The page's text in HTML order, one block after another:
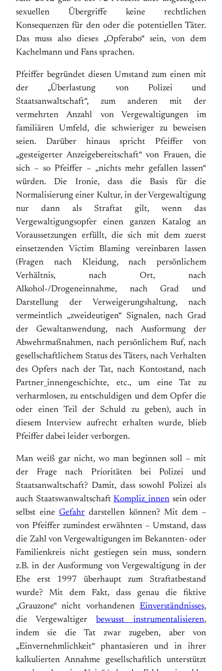
sexuellen Übergriffe keine rechtlichen
Konsequenzen für den oder die potentiellen Täter.
Das muss also dieses „Opferabo“ sein, von dem
Kachelmann und Fans sprachen.
Pfeiffer begründet diesen Umstand zum einen mit
der „Überlastung von Polizei und
Staatsanwaltschaft“, zum anderen mit der
vermehrten Anzahl von Vergewaltigungen im
familiären Umfeld, die schwieriger zu beweisen
seien. Darüber hinaus spricht Pfeiffer von
„gesteigerter Anzeigebereitschaft“ von Frauen, die
sich – so Pfeiffer – „nichts mehr gefallen lassen“
würden. Die Ironie, dass die Basis für die
Normalisierung einer Kultur, in der Vergewaltigung
nur dann als Straftat gilt, wenn das
Vergewaltigungsopfer einen ganzen Katalog an
Voraussetzungen erfüllt, die sich mit dem zuerst
einsetzenden Victim Blaming vereinbaren lassen
(Fragen nach Kleidung, nach persönlichem
Verhältnis, nach Ort, nach
Alkohol-/Drogeneinnahme, nach Grad und
Darstellung der Verweigerungshaltung, nach
vermeintlich „zweideutigen“ Signalen, nach Grad
der Gewaltanwendung, nach Ausformung der
Abwehrmaßnahmen, nach persönlichem Ruf, nach
gesellschaftlichem Status des Täters, nach Verhalten
des Opfers nach der Tat, nach Kontostand, nach
Partner_innengeschichte, etc., um eine Tat zu
verharmlosen, zu entschuldigen und dem Opfer die
oder einen Teil der Schuld zu geben), auch in
diesem Interview aufrecht erhalten wurde, blieb
Pfeiffer dabei leider verborgen.
Man weiß gar nicht, wo man beginnen soll – mit
der Frage nach Prioritäten bei Polizei und
Staatsanwaltschaft? Damit, dass sowohl Polizei als
auch Staatswanwaltschaft Kompliz_innen sein oder
selbst eineGefahr darstellen können? Mit dem –
von Pfeiffer zumindest erwähnten – Umstand, dass
die Zahl von Vergewaltigungen im Bekannten- oder
Familienkreis nicht gestiegen sein muss, sondern
z.B. in der Ausformung von Vergewaltigung in der
Ehe erst 1997 überhaupt zum Straftatbestand
wurde? Mit dem Fakt, dass genau die fiktive
„Grauzone“ nicht vorhandenen Einverständnisses,
die Vergewaltiger bewusst instrumentalisieren,
indem sie die Tat zwar zugeben, aber von
„Einvernehmlichkeit“ phantasieren und in ihrer
kalkulierten Annahme gesellschaftlich unterstützt